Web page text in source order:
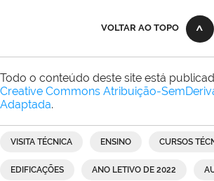
VOLTAR AO TOPO
Todo o conteúdo deste site está
Creative Commons Atribuição-
Adaptada.
VISITA TÉCNICA ENSINO CURSOS
EDIFICAÇÕES ANO LETIVO DE 2022